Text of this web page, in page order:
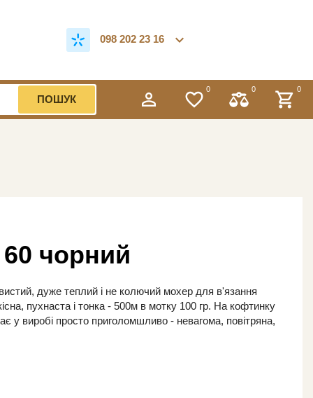
098 202 23 16 expand_more
ПОШУК perm_identity favorite_border 0 0 shopping_cart 0
чорний
дуже теплий і не колючий мохер для в'язання
пухнаста і тонка - 500м в мотку 100 гр. На кофтинку
у виробі просто приголомшливо - невагома, повітряна,